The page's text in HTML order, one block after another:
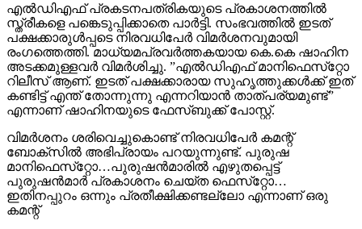
എല്‍ഡിഎഫ് പ്രകടനപത്രികയുടെ പ്രകാശനത്തില്‍
സ്ത്രീകളെ പങ്കെടുപ്പിക്കാതെ പാര്‍ട്ടി. സംഭവത്തില്‍ ഇടത്
പക്ഷക്കാരുള്‍പ്പടെ നിരവധിപേര്‍ വിമര്‍ശനവുമായി
രംഗത്തെത്തി. മാധ്യമപ്രവര്‍ത്തകയായ കെ.കെ ഷാഹിന
അടക്കമുള്ളവര്‍ വിമര്‍ശിച്ചു. ”എല്‍ഡിഎഫ് മാനിഫെസ്‌റ്റോ
റിലീസ് ആണ്. ഇടത് പക്ഷക്കാരായ സുഹൃത്തുക്കള്‍ക്ക് ഇത്
കണ്ടിട്ട് എന്ത് തോന്നുന്നു എന്നറിയാന്‍ താത്പര്യമുണ്ട്”
എന്നാണ് ഷാഹിനയുടെ ഫേസ്ബുക്ക് പോസ്റ്റ്.
വിമര്‍ശനം ശരിവെച്ചുകൊണ്ട് നിരവധിപേര്‍ കമന്റ്
ബോക്‌സില്‍ അഭിപ്രായം പറയുന്നുണ്ട്. പുരുഷ
മാനിഫെസ്‌റ്റോ…പുരുഷന്‍മാരില്‍ എഴുതപ്പെട്ട്
പുരുഷന്‍മാര്‍ പ്രകാശനം ചെയ്ത ഫെസ്‌റ്റോ…
ഇതിനപ്പുറം ഒന്നും പ്രതീക്ഷിക്കണ്ടല്ലോ എന്നാണ് ഒരു
കമന്റ്